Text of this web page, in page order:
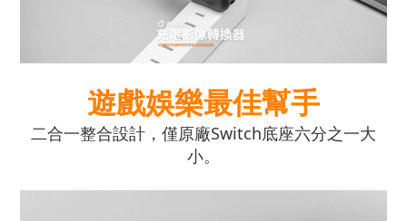
遊戲娛樂最佳幫手
二合一整合設計，僅原廠Switch底座六分之一大
小。